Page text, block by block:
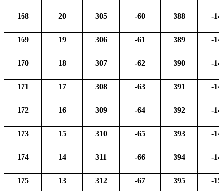
168 20 305 -60 388 -
169 19 306 -61 389 -
170 18 307 -62 390 -
171 17 308 -63 391 -
172 16 309 -64 392 -
173 15 310 -65 393 -
174 14 311 -66 394 -
175 13 312 -67 395 -